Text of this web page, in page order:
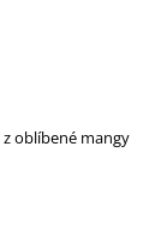
z oblíbené mangy